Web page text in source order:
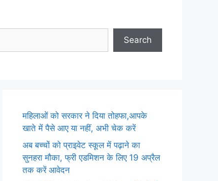
Search
महिलाओं को सरकार ने दिया तोहफा,आपके
खाते में पैसे आए या नहीं, अभी चेक करें
अब बच्चों को प्राइवेट स्कूल में पढ़ाने का
सुनहरा मौका, फ्री एडमिशन के लिए 19 अप्रैल
तक करें आवेदन